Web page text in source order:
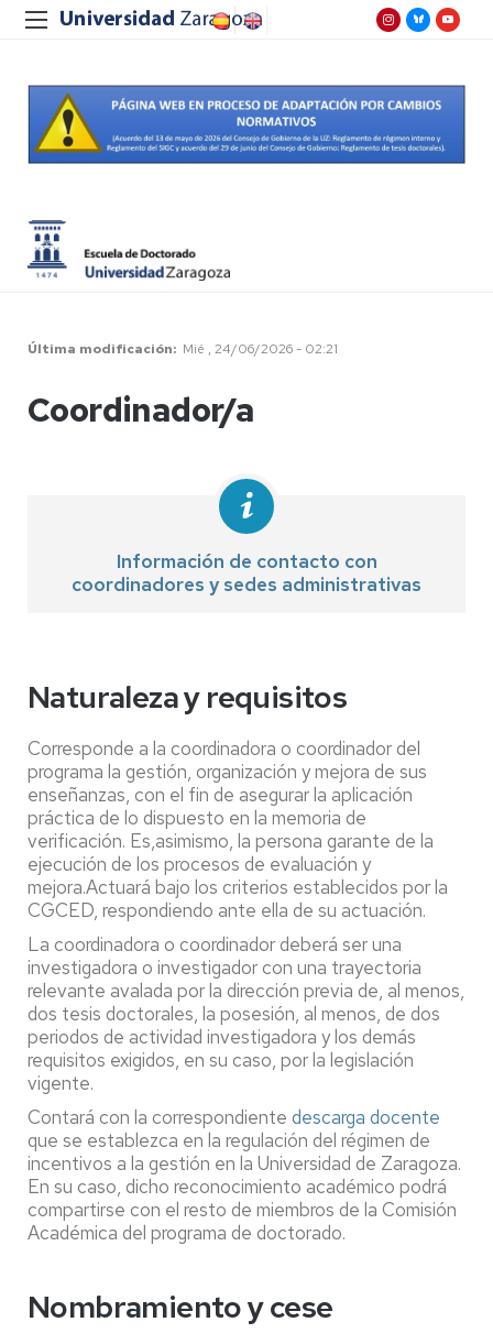
Última modificación Mié , 24/06/2026 - 02:21
Coordinador/a
Información de contacto con
coordinadores y sedes administrativas
Naturaleza y requisitos
Corresponde a la coordinadora o coordinador del
programa la gestión, organización y mejora de sus
enseñanzas, con el fin de asegurar la aplicación
práctica de lo dispuesto en la memoria de
verificación. Es,asimismo, la persona garante de la
ejecución de los procesos de evaluación y
mejora.Actuará bajo los criterios establecidos por la
CGCED, respondiendo ante ella de su actuación.
La coordinadora o coordinador deberá ser una
investigadora o investigador con una trayectoria
relevante avalada por la dirección previa de, al menos,
dos tesis doctorales, la posesión, al menos, de dos
periodos de actividad investigadora y los demás
requisitos exigidos, en su caso, por la legislación
vigente.
Contará con la correspondiente descarga docente
que se establezca en la regulación del régimen de
incentivos a la gestión en la Universidad de Zaragoza.
En su caso, dicho reconocimiento académico podrá
compartirse con el resto de miembros de la Comisión
Académica del programa de doctorado.
Nombramiento y cese